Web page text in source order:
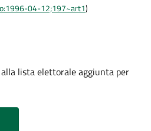
04-12;197~art1)
lista elettorale aggiunta per